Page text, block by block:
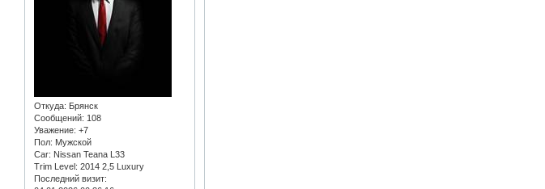
Откуда: Брянск
Сообщений: 108
Уважение: +7
Пол: Мужской
Car: Nissan Teana L33
Trim Level: 2014 2,5 Luxury
Последний визит: